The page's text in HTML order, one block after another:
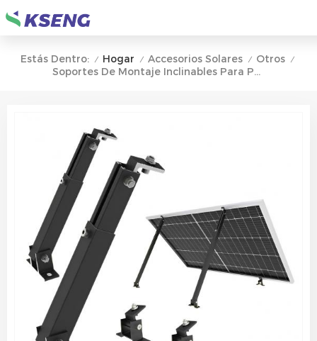
Estás Dentro: / Hogar / Accesorios Solares / Otros /
Soportes De Montaje Inclinables Para Paneles Solares Ajustables En Negro